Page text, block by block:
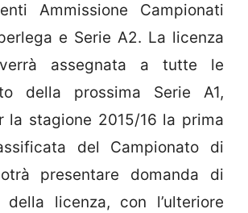
Ammissione Campionati
e Serie A2. La licenza
verrà assegnata a tutte le
della prossima Serie A1,
la stagione 2015/16 la prima
del Campionato di
presentare domanda di
della licenza, con l’ulteriore